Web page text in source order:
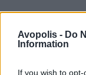
Avopolis - Do
Information
If you wish to